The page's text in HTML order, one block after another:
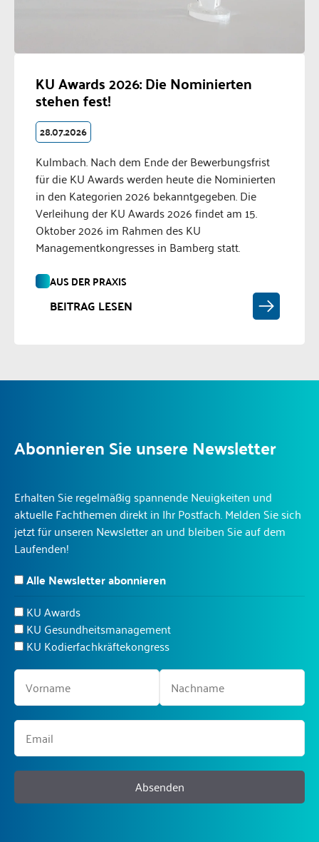
KU Awards 2026: Die Nominierten
stehen fest!
28.07.2026
Kulmbach. Nach dem Ende der Bewerbungsfrist
für die KU Awards werden heute die Nominierten
in den Kategorien 2026 bekanntgegeben. Die
Verleihung der KU Awards 2026 findet am 15.
Oktober 2026 im Rahmen des KU
Managementkongresses in Bamberg statt.
AUS DER PRAXIS
BEITRAG LESEN
Abonnieren Sie unsere Newsletter
Erhalten Sie regelmäßig spannende Neuigkeiten und
aktuelle Fachthemen direkt in Ihr Postfach. Melden Sie sich
jetzt für unseren Newsletter an und bleiben Sie auf dem
Laufenden!
Alle Newsletter abonnieren
KU Awards
KU Gesundheitsmanagement
KU Kodierfachkräftekongress
Absenden